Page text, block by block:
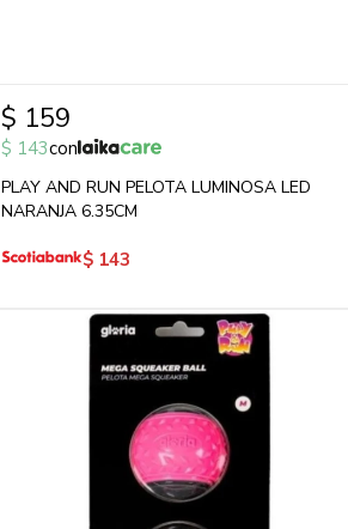
$ 159
$ 143con
PLAY AND RUN PELOTA LUMINOSA LED
NARANJA 6.35CM
$ 143